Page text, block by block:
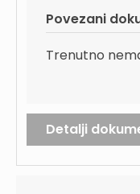
Povezani
Trenutno
Detalji